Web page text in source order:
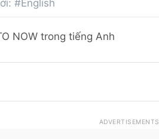
#English
NOW trong tiếng Anh
ADVERTISEMENTS